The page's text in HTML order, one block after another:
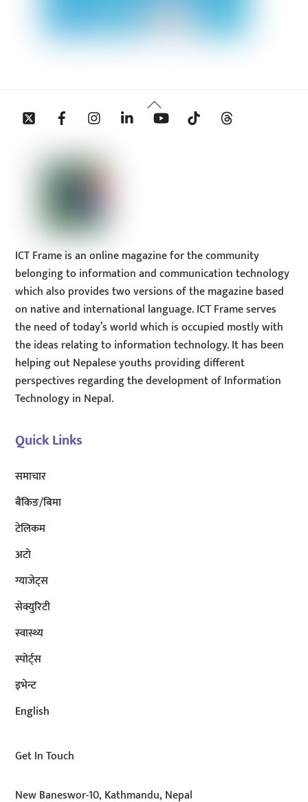
Back
To
Twitter Facebook InstagramLinkedin YouTube Tiktok
ICT Frame is an online magazine for the community
belonging to information and communication technology
which also provides two versions of the magazine based
on native and international language. ICT Frame serves
the need of today’s world which is occupied mostly with
the ideas relating to information technology. It has been
helping out Nepalese youths providing different
perspectives regarding the development of Information
Technology in Nepal.
Quick Links
समाचार
बैंकिङ/बिमा
टेलिकम
अटाे
ग्याजेट्स
सेक्युरिटी
स्वास्थ्य
स्पोर्ट्स
इभेन्ट
English
Get In Touch
New Baneswor-10, Kathmandu, Nepal